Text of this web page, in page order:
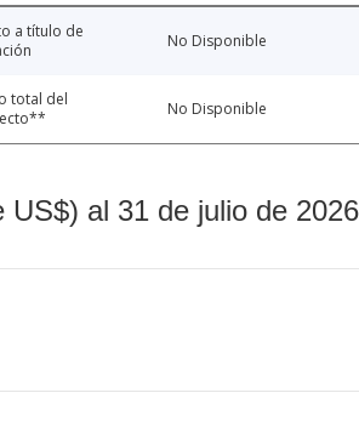
a título de
No Disponible
total del
No Disponible
al 31 de julio de 2026